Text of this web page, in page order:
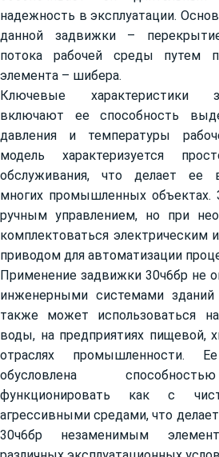
надежность в эксплуатации.
данной задвижки –
потока рабочей среды путем
элемента – шибера.
Ключевые характеристики
включают ее способность
давления и температуры
модель характеризуется
обслуживания, что делает ее
многих промышленных объектах.
ручным управлением, но при
комплектоваться электрическим
приводом для автоматизации
Применение задвижки 30ч6бр не
инженерными системами
также может использоваться
воды, на предприятиях пищевой,
отраслях промышленности. Ее
обусловлена
функционировать как с
агрессивными средами, что
30ч6бр незаменимым